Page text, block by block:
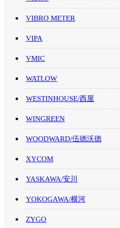
VIBRO METER
VIPA
VMIC
WATLOW
WESTINHOUSE/西屋
WINGREEN
WOODWARD/伍德沃德
XYCOM
YASKAWA/安川
YOKOGAWA/横河
ZYGO